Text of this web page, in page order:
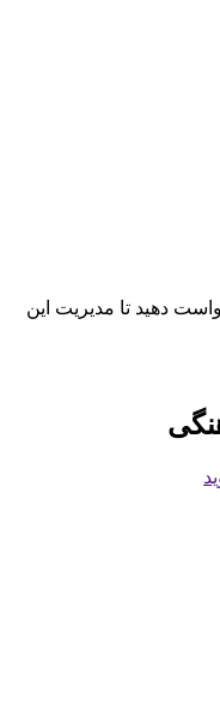
دهید تا مدیریت این